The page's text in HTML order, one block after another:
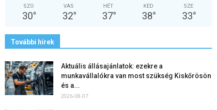
SZO
30°
VAS
32°
HÉT
37°
KED
38°
SZE
33°
További hírek
Aktuális állásajánlatok: ezekre a
munkavállalókra van most szükség Kiskőrösön
és a...
2026-08-07